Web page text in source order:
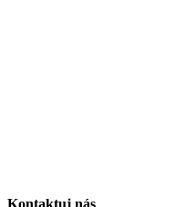
Kontaktuj nás